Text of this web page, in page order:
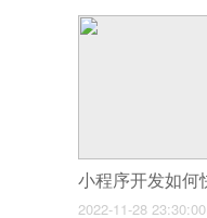
2022-11-28 23:30:00